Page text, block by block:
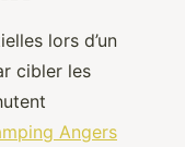
lors d’un
cibler les
Angers